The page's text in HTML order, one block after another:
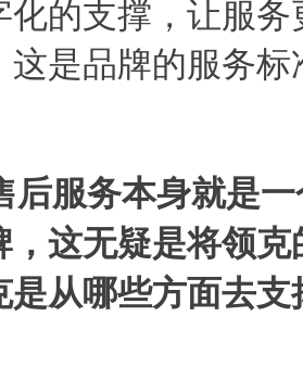
化的支撑，让服
是品牌的服务
后服务本身就是
这无疑是将领
是从哪些方面去